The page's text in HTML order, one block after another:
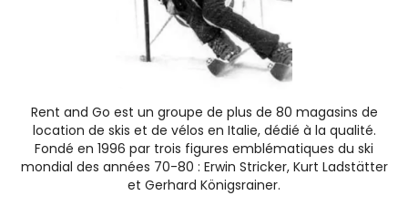
Rent and Go est un groupe de plus de 80 magasins de
location de skis et de vélos en Italie, dédié à la qualité.
Fondé en 1996 par trois figures emblématiques du ski
mondial des années 70-80 : Erwin Stricker, Kurt Ladstätter
et Gerhard Königsrainer.